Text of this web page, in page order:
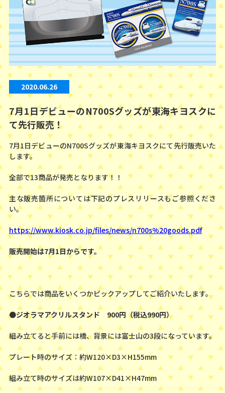
2020.06.26
7月1日デビューのN700Sグッズが東海キヨスクに
て先行販売！
7月1日デビューのN700Sグッズが東海キヨスクにて先行販売いた
します。
全部で13商品が発売となります！！
主な販売箇所については下記のプレスリリースもご参照くださ
い。
https://www.kiosk.co.jp/files/news/n700s%20goods.pdf
販売開始は7月1日からです。
こちらでは商品をいくつかピックアップしてご紹介いたします。
●ジオラマアクリルスタンド 900円（税込990円）
組み立てると手前には橋、背景には富士山の3段になっています。
プレート時のサイズ：約W120×D3×H155mm
組み立て時のサイズは約W107×D41×H47mm